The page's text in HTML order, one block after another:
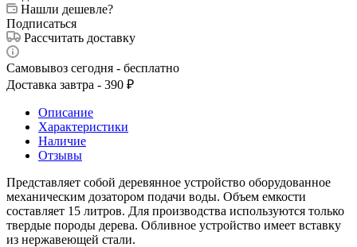
Нашли дешевле?
Подписаться
Рассчитать доставку
Самовывоз сегодня - бесплатно
Доставка завтра - 390 ₽
Описание
Характеристики
Наличие
Отзывы
Представляет собой деревянное устройство оборудованное
механическим дозатором подачи воды. Объем емкости
составляет 15 литров. Для производства используются только
твердые породы дерева. Обливное устройство имеет вставку
из нержавеющей стали.